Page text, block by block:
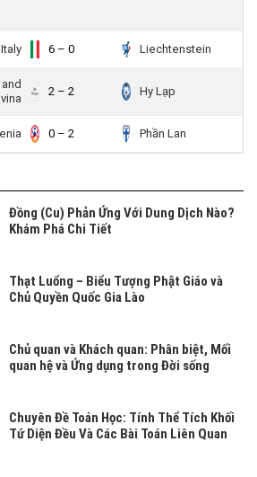
Italy 6 – 0 Liechtenstein
2 – 2 Hy Lạp
0 – 2 Phần Lan
Đồng (Cu) Phản Ứng Với Dung Dịch Nào?
Khám Phá Chi Tiết
Thạt Luổng – Biểu Tượng Phật Giáo và
Chủ Quyền Quốc Gia Lào
Chủ quan và Khách quan: Phân biệt, Mối
quan hệ và Ứng dụng trong Đời sống
Chuyên Đề Toán Học: Tính Thể Tích Khối
Tứ Diện Đều Và Các Bài Toán Liên Quan